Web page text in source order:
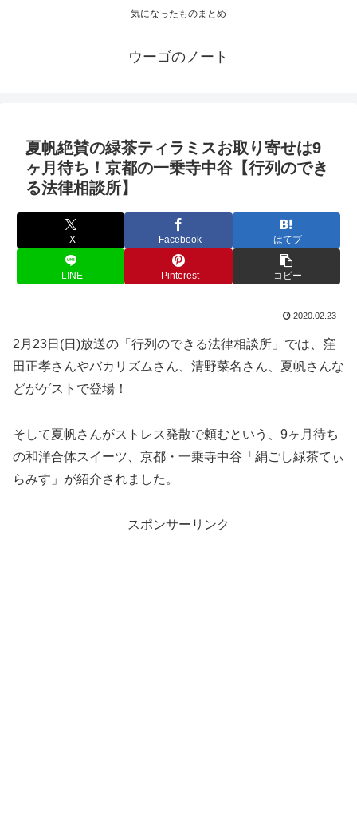
気になったものまとめ
ウーゴのノート
夏帆絶賛の緑茶ティラミスお取り寄せは9
ヶ月待ち！京都の一乗寺中谷【行列のでき
る法律相談所】
X Facebook はてブ
LINE Pinterest コピー
2020.02.23
2月23日(日)放送の「行列のできる法律相談所」では、窪
田正孝さんやバカリズムさん、清野菜名さん、夏帆さんな
どがゲストで登場！
そして夏帆さんがストレス発散で頼むという、9ヶ月待ち
の和洋合体スイーツ、京都・一乗寺中谷「絹ごし緑茶てぃ
らみす」が紹介されました。
スポンサーリンク